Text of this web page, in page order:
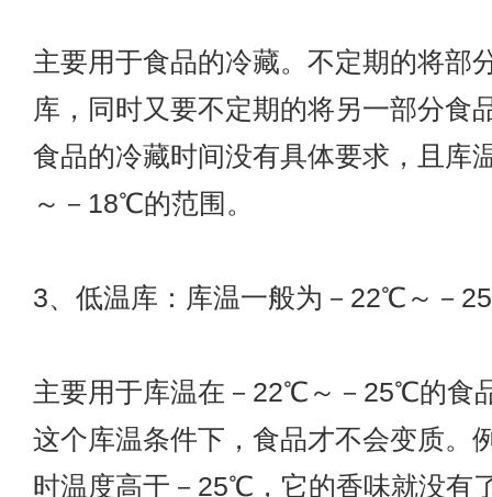
主要用于食品的冷藏。不定期的将部
库，同时又要不定期的将另一部分食
食品的冷藏时间没有具体要求，且库
～－18℃的范围。
3、低温库：库温一般为－22℃～－
主要用于库温在－22℃～－25℃的食
这个库温条件下，食品才不会变质。
时温度高于－25℃，它的香味就没有